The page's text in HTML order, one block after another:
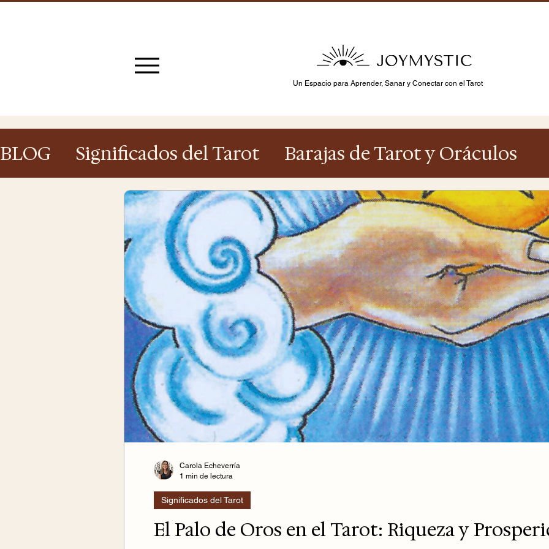
Un Espacio para Aprender, Sanar y Conectar con el Tarot
BLOG Significados del Tarot
Barajas de Tarot y Oráculos
Tarot y Astrología
El Palo de Oros en el Tarot: Riqueza y
Significados del Tarot
Carola Echeverría
1 min de lectura